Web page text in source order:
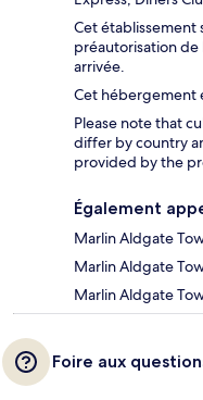
Cet établissement
préautorisation de
arrivée.
Cet hébergement
Please note that
differ by country
provided by the
Également
Marlin Aldgate
Marlin Aldgate
Marlin Aldgate
Foire aux